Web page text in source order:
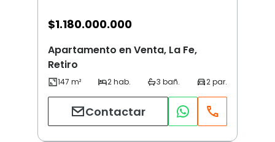
$1.180.000.000
Apartamento en Venta, La Fe,
Retiro
Contactar